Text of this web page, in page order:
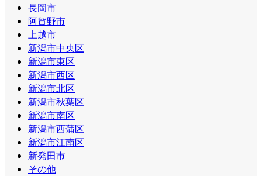
長岡市
阿賀野市
上越市
新潟市中央区
新潟市東区
新潟市西区
新潟市北区
新潟市秋葉区
新潟市南区
新潟市西蒲区
新潟市江南区
新発田市
その他